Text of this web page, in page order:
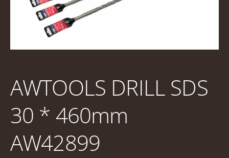
AWTOOLS DRILL SDS
30 * 460mm
AW42899